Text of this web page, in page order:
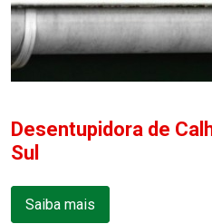
Desentupidora de
Sul
Saiba mais